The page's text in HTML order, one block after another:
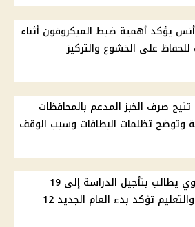
يؤكد أهمية ضبط الميكروفون أثناء
للحفاظ على الخشوع والتركيز
تتيح صرف الخبز المدعم بالمحافظات
وتوضح تظلمات البطاقات وسبب الوقف
خبير تربوي يطالب بتأجيل الدراسة إلى 19
سبتمبر والتعليم تؤكد بدء العام الجديد 12